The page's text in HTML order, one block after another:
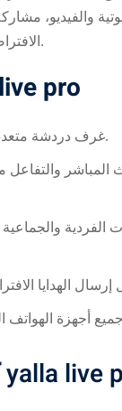
والفيديو،
الافتراضية لتعزيز تجربة التواصل.
pro
غرف دردشة متعددة لمختلف الاهتمامات.
المباشر
الفردية
كيفية استخدامyalla live